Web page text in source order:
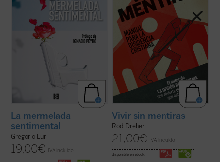
La mermelada
sentimental
Gregorio Luri
19,00€ IVA incluido
Vivir sin mentiras
Rod Dreher
21,00€ IVA incluido
disponible en ebook: